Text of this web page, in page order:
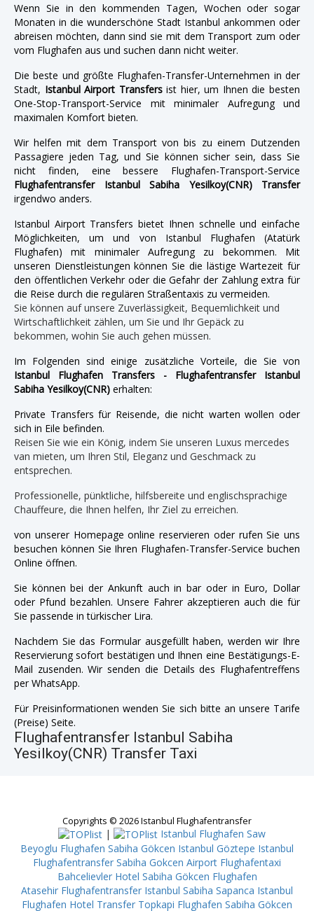
Wenn Sie in den kommenden Tagen, Wochen oder sogar
Monaten in die wunderschöne Stadt Istanbul ankommen oder
abreisen möchten, dann sind sie mit dem Transport zum oder
vom Flughafen aus und suchen dann nicht weiter.
Die beste und größte Flughafen-Transfer-Unternehmen in der
Stadt, Istanbul Airport Transfersist hier, um Ihnen die besten
One-Stop-Transport-Service mit minimaler Aufregung und
maximalen Komfort bieten.
Wir helfen mit dem Transport von bis zu einem Dutzenden
Passagiere jeden Tag, und Sie können sicher sein, dass Sie
nicht finden, eine bessere Flughafen-Transport-Service
Flughafentransfer Istanbul Sabiha Yesilkoy(CNR) Transfer
irgendwo anders.
Istanbul Airport Transfers bietet Ihnen schnelle und einfache
Möglichkeiten, um und von Istanbul Flughafen (Atatürk
Flughafen) mit minimaler Aufregung zu bekommen. Mit
unseren Dienstleistungen können Sie die lästige Wartezeit für
den öffentlichen Verkehr oder die Gefahr der Zahlung extra für
die Reise durch die regulären Straßentaxis zu vermeiden.
Sie können auf unsere Zuverlässigkeit, Bequemlichkeit und
Wirtschaftlichkeit zählen, um Sie und Ihr Gepäck zu
bekommen, wohin Sie auch gehen müssen.
Im Folgenden sind einige zusätzliche Vorteile, die Sie von
Istanbul Flughafen Transfers - Flughafentransfer Istanbul
Sabiha Yesilkoy(CNR) erhalten:
Private Transfers für Reisende, die nicht warten wollen oder
sich in Eile befinden.
Reisen Sie wie ein König, indem Sie unseren Luxus mercedes
van mieten, um Ihren Stil, Eleganz und Geschmack zu
entsprechen.
Professionelle, pünktliche, hilfsbereite und englischsprachige
Chauffeure, die Ihnen helfen, Ihr Ziel zu erreichen.
von unserer Homepage online reservieren oder rufen Sie uns
besuchen können Sie Ihren Flughafen-Transfer-Service buchen
Online öffnen.
Sie können bei der Ankunft auch in bar oder in Euro, Dollar
oder Pfund bezahlen. Unsere Fahrer akzeptieren auch die für
Sie passende in türkischer Lira.
Nachdem Sie das Formular ausgefüllt haben, werden wir Ihre
Reservierung sofort bestätigen und Ihnen eine Bestätigungs-E-
Mail zusenden. Wir senden die Details des Flughafentreffens
per WhatsApp.
Für Preisinformationen wenden Sie sich bitte an unsere Tarife
(Preise) Seite.
Flughafentransfer Istanbul Sabiha
Yesilkoy(CNR) Transfer Taxi
Copyrights © 2026 Istanbul Flughafentransfer
|
Istanbul Flughafen Saw
Beyoglu Flughafen Sabiha Gökcen Istanbul Göztepe Istanbul
Flughafentransfer Sabiha Gokcen Airport Flughafentaxi
Bahcelievler Hotel Sabiha Gökcen Flughafen
Atasehir Flughafentransfer Istanbul Sabiha Sapanca Istanbul
Flughafen Hotel Transfer Topkapi Flughafen Sabiha Gökcen